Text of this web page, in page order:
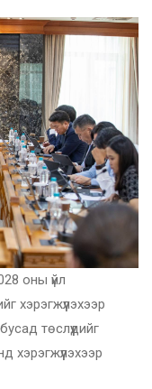
оны үйл
хэрэгжүүлэхээр
төслүүдийг
хэрэгжүүлэхээр